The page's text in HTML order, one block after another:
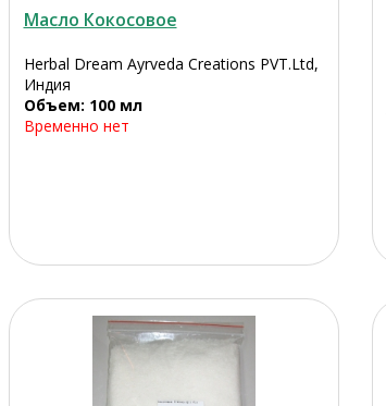
Масло Кокосовое
Herbal Dream Ayrveda Creations PVT.Ltd,
Индия
Объем: 100 мл
Временно нет